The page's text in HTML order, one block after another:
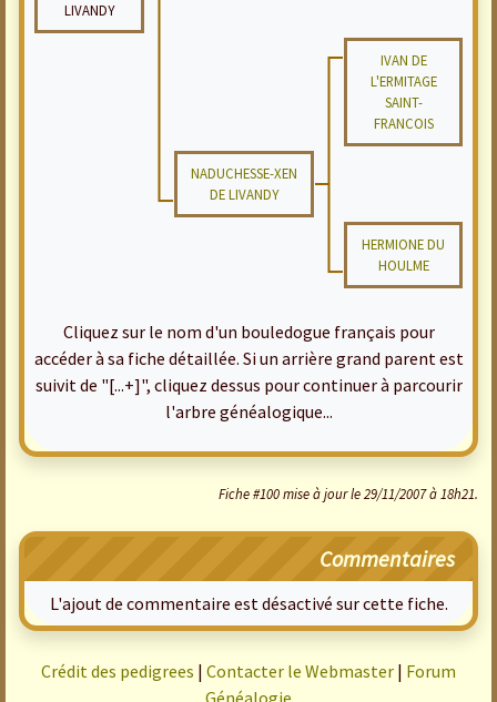
LIVANDY
IVAN DE
L'ERMITAGE
SAINT-
FRANCOIS
NADUCHESSE-XEN
DE LIVANDY
HERMIONE DU
HOULME
Cliquez sur le nom d'un bouledogue français pour
accéder à sa fiche détaillée. Si un arrière grand parent est
suivit de "[...+]", cliquez dessus pour continuer à parcourir
l'arbre généalogique...
Fiche #100 mise à jour le 29/11/2007 à 18h21.
Commentaires
L'ajout de commentaire est désactivé sur cette fiche.
Crédit des pedigrees | Contacter le Webmaster | Forum
Généalogie